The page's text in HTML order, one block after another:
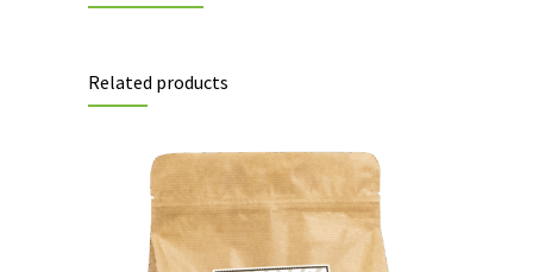
Related products